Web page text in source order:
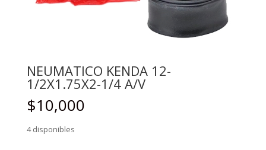
NEUMATICO KENDA 12-
1/2X1.75X2-1/4 A/V
$10,000
4 disponibles